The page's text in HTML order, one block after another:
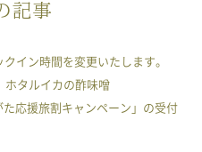
記事
イン時間を変更いたします。
ホタルイカの酢味噌
た応援旅割キャンペーン」の受付